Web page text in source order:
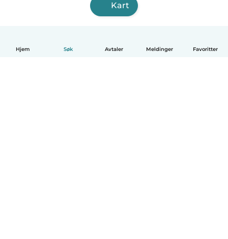
Hjem Søk Avtaler Meldinger Favoritter
Kart